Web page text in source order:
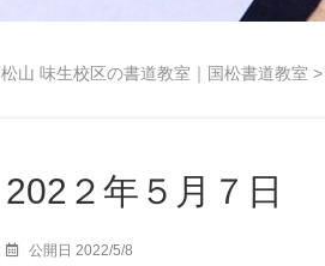
松山 味生校区の書道教室｜国松書道教室
202２年５月７日
公開日 2022/5/8